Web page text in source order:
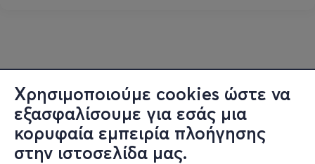
Χρησιμοποιούμε cookies ώστε να
εξασφαλίσουμε για εσάς μια
κορυφαία εμπειρία πλοήγησης
στην ιστοσελίδα μας.